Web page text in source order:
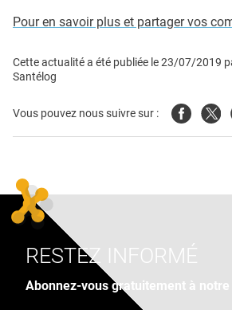
Pour en savoir plus et partager vos
Cette actualité a été publiée le23/07/2019
Santélog
Vous pouvez nous suivre sur : Facebook
RESTEZ INFORMÉ
Abonnez-vous gratuitement à